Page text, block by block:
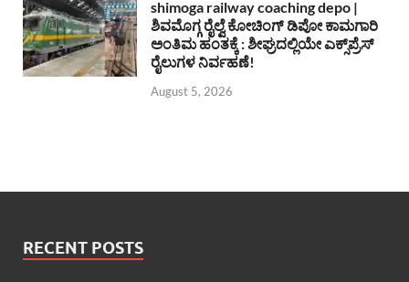
shimoga railway coaching depo |
ಶಿವಮೊಗ್ಗ ರೈಲ್ವೆ ಕೋಚಿಂಗ್ ಡಿಪೋ ಕಾಮಗಾರಿ
ಅಂತಿಮ ಹಂತಕ್ಕೆ : ಶೀಘ್ರದಲ್ಲಿಯೇ ಎಕ್ಸ್‌ಪ್ರೆಸ್
ರೈಲುಗಳ ನಿರ್ವಹಣೆ!
August 5, 2026
RECENT POSTS